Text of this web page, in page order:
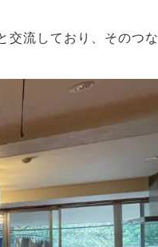
交流しており、そのつな